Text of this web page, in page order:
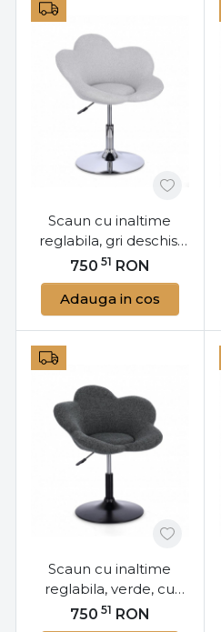
Scaun cu inaltime
reglabila, gri deschis,
cu picior cromat,
Fleur, Yes
750 51 RON
Adauga in cos
Scaun cu inaltime
reglabila, verde, cu
picior negru, Fleur, Yes
750 51 RON